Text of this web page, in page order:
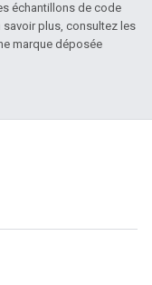
échantillons de code
savoir plus, consultez les
marque déposée